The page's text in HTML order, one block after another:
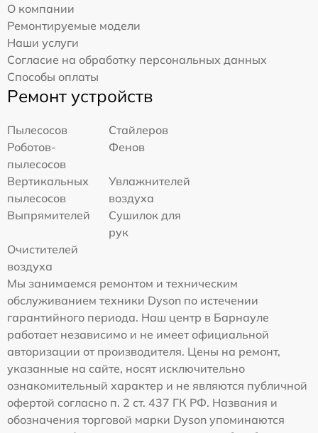
О компании
Ремонтируемые модели
Наши услуги
Согласие на обработку персональных данных
Способы оплаты
Ремонт устройств
Пылесосов
Стайлеров
Роботов-
пылесосов
Фенов
Вертикальных
пылесосов
Увлажнителей
воздуха
Выпрямителей
Сушилок для
рук
Очистителей
воздуха
Мы занимаемся ремонтом и техническим
обслуживанием техники Dyson по истечении
гарантийного периода. Наш центр в Барнауле
работает независимо и не имеет официальной
авторизации от производителя. Цены на ремонт,
указанные на сайте, носят исключительно
ознакомительный характер и не являются публичной
офертой согласно п. 2 ст. 437 ГК РФ. Названия и
обозначения торговой марки Dyson упоминаются